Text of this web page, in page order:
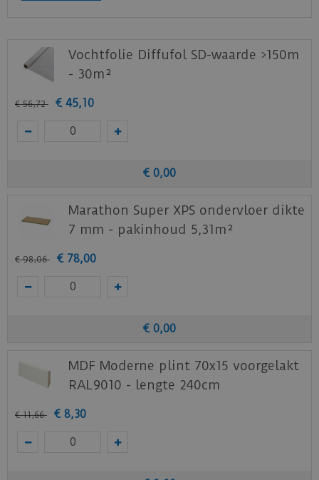
eigenschappen, is geschikt voor vloerverwarming
en -koeling, is 100% waterbestendig, voelt warm
aan, is hygiënisch en gemakkelijk te
onderhouden, en combineert duurzaamheid met
voor de leginstructies.
Staal aanvragen
Benieuwd hoe deze nieuwe vloer eruit ziet bij je
nieuwe of huidige meubels? Vraag dan
Vochtfolie Diffufol SD-waarde >150m
- 30m²
€ 56,72 € 45,10
€ 0,00
Marathon Super XPS ondervloer dikte
7 mm - pakinhoud 5,31m²
€ 98,06 € 78,00
€ 0,00
MDF Moderne plint 70x15 voorgelakt
RAL9010 - lengte 240cm
€ 11,66 € 8,30